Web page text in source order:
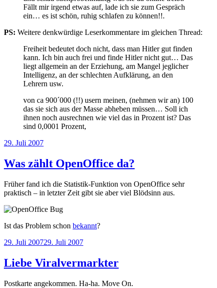
Fällt mir irgend etwas auf, lade ich sie zum Gespräch
ein… es ist schön, ruhig schlafen zu können!!.
PS: Weitere denkwürdige Leserkommentare im gleichen Thread:
Freiheit bedeutet doch nicht, dass man Hitler gut finden
kann. Ich bin auch frei und finde Hitler nicht gut… Das
liegt allgemein an der Erziehung, am Mangel jeglicher
Intelligenz, an der schlechten Aufklärung, an den
Lehrern usw.
von ca 900´000 (!!) usern meinen, (nehmen wir an) 100
das sie sich aus der Masse abheben müssen… Soll ich
ihnen noch ausrechnen wie viel das in Prozent ist? Das
sind 0,0001 Prozent,
Veröffentlicht
29. Juli 2007
Was zählt OpenOffice da?
Früher fand ich die Statistik-Funktion von OpenOffice sehr
praktisch – in letzter Zeit gibt sie aber viel Blödsinn aus.
Ist das Problem schon bekannt?
Veröffentlicht
29. Juli 200729. Juli 2007
Liebe Viralvermarkter
Postkarte angekommen. Ha-ha. Move On.